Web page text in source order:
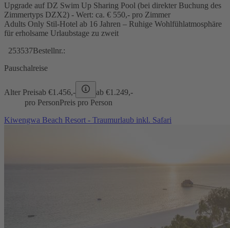
Upgrade auf DZ Swim Up Sharing Pool (bei direkter Buchung des
Zimmertyps DZX2) - Wert: ca. € 550,- pro Zimmer
Adults Only Stil-Hotel ab 16 Jahren – Ruhige Wohlfühlatmosphäre
für erholsame Urlaubstage zu zweit
253537Bestellnr.:
Pauschalreise
Alter Preisab €1.456,- ab €1.249,-
pro PersonPreis pro Person
Kiwengwa Beach Resort - Traumurlaub inkl. Safari